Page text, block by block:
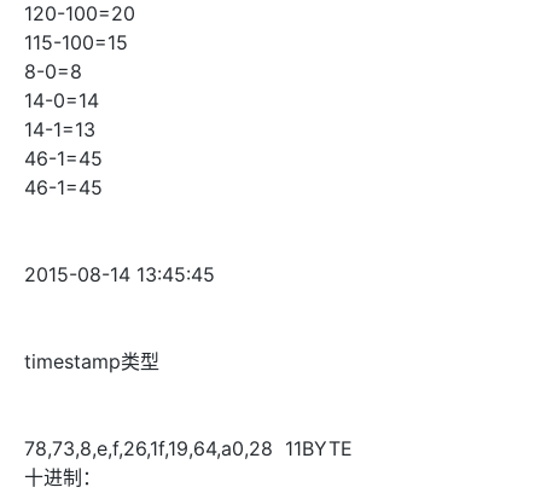
120-100=20
115-100=15
8-0=8
14-0=14
14-1=13
46-1=45
46-1=45
2015-08-14 13:45:45
timestamp类型
78,73,8,e,f,26,1f,19,64,a0,28 11BYTE
十进制：